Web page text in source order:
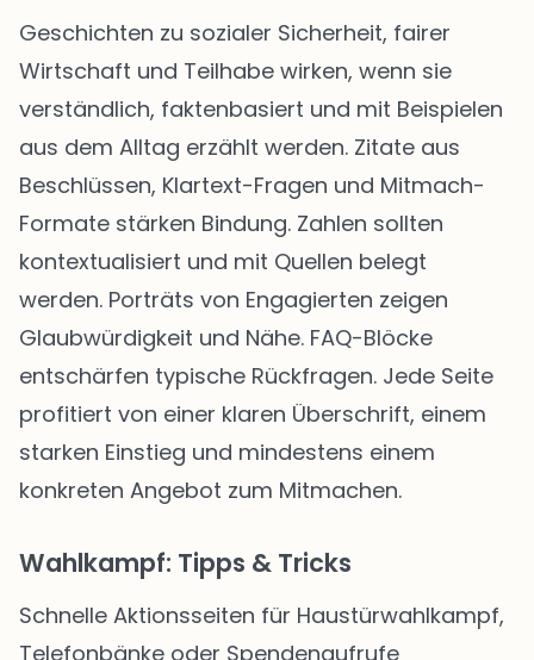
Geschichten zu sozialer Sicherheit, fairer
Wirtschaft und Teilhabe wirken, wenn sie
verständlich, faktenbasiert und mit Beispielen
aus dem Alltag erzählt werden. Zitate aus
Beschlüssen, Klartext-Fragen und Mitmach-
Formate stärken Bindung. Zahlen sollten
kontextualisiert und mit Quellen belegt
werden. Porträts von Engagierten zeigen
Glaubwürdigkeit und Nähe. FAQ-Blöcke
entschärfen typische Rückfragen. Jede Seite
profitiert von einer klaren Überschrift, einem
starken Einstieg und mindestens einem
konkreten Angebot zum Mitmachen.
Wahlkampf: Tipps & Tricks
Schnelle Aktionsseiten für Haustürwahlkampf,
Telefonbänke oder Spendenaufrufe